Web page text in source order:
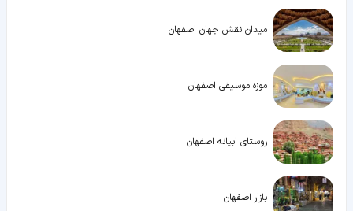
میدان نقش جهان اصفهان
موزه موسیقی اصفهان
روستای ابیانه اصفهان
بازار اصفهان